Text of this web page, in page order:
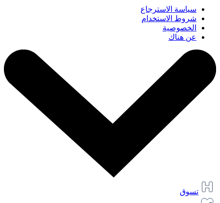
سياسة الاسترجاع
شروط الاستخدام
الخصوصية
عن هناك
تسوق